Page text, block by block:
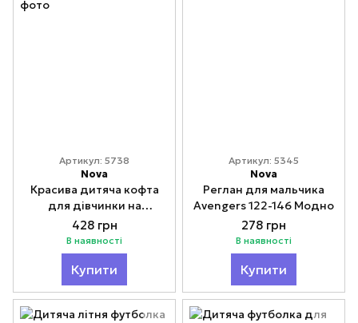
Артикул: 5738
Nova
Красива дитяча кофта
для дівчинки на
блискавці 92-116
428 грн
В наявності
Купити
Артикул: 5345
Nova
Реглан для мальчика
Avengers 122-146 Модно
278 грн
В наявності
Купити